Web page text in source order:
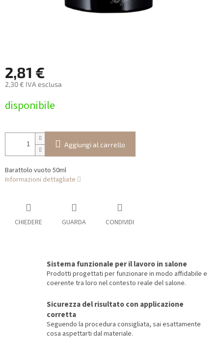
2,81 €
2,30 € IVA esclusa
della
disponibile
Aggiungi al carrello
Barattolo vuoto 50ml
Informazioni dettagliate
CHIEDERE GUARDA CONDIVIDI
Sistema funzionale per il lavoro in salone
Prodotti progettati per funzionare in modo affidabile e
coerente tra loro nel contesto reale del salone.
Sicurezza del risultato con applicazione
corretta
Seguendo la procedura consigliata, sai esattamente
cosa aspettarti dal materiale.